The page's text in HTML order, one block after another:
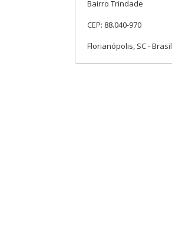
Bairro Trindade
CEP: 88.040-970
Florianópolis, SC - Brasil